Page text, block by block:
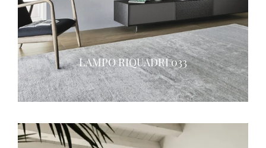
LAMPO RIQUADRI 033